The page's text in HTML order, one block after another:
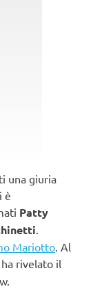
una giuria
è
Patty
Mariotto . Al
ha rivelato il